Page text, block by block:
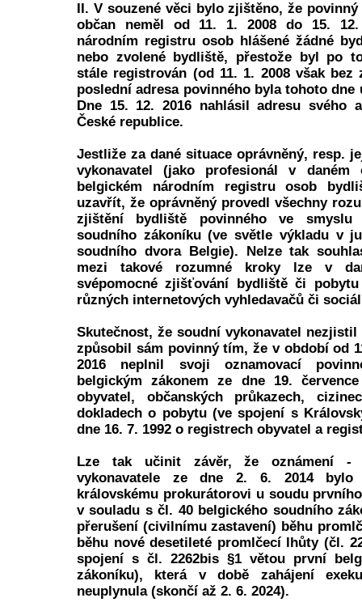
II. V souzené věci bylo zjištěno, že
občan neměl od 11. 1. 2008 do 15.
národním registru osob hlášené žádné
nebo zvolené bydliště, přestože byl po
stále registrován (od 11. 1. 2008 však bez
poslední adresa povinného byla tohoto dne
Dne 15. 12. 2016 nahlásil adresu svého
České republice.
Jestliže za dané situace oprávněný, resp.
vykonavatel (jako profesionál v daném
belgickém národním registru osob
uzavřít, že oprávněný provedl všechny
zjištění bydliště povinného ve
soudního zákoníku (ve světle výkladu v
soudního dvora Belgie). Nelze tak
mezi takové rozumné kroky lze v
svépomocné zjišťování bydliště či
různých internetových vyhledavačů či
Skutečnost, že soudní vykonavatel
způsobil sám povinný tím, že v období od
2016 neplnil svoji oznamovací
belgickým zákonem ze dne 19.
obyvatel, občanských průkazech,
dokladech o pobytu (ve spojení s
dne 16. 7. 1992 o registrech obyvatel a
Lze tak učinit závěr, že oznámení -
vykonavatele ze dne 2. 6. 2014 bylo
královskému prokurátorovi u soudu
v souladu s čl. 40 belgického soudního
přerušení (civilnímu zastavení) běhu
běhu nové desetileté promlčecí lhůty (čl.
spojení s čl. 2262bis §1 větou první
zákoníku), která v době zahájení
neuplynula (skončí až 2. 6. 2024).